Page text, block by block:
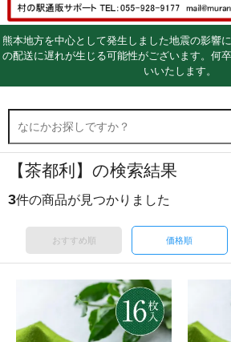
熊本地方を中心として発生しました地震の影響
の配送に遅れが生じる可能性がございます。何
いいたします。
【茶都利】の検索結果
3件の商品が見つかりました
おすすめ順 価格順